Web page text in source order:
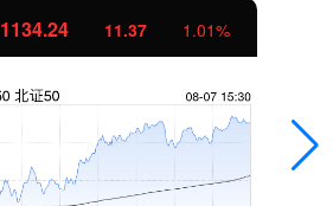
1134.24 11.37 1.01%